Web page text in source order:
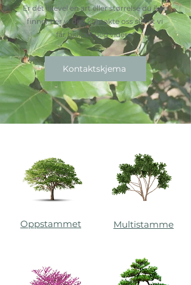
Er det likevel en art eller størrelse du ikke
finner ber vi deg kontakte oss slik at vi
får hjulpet deg videre.
Kontaktskjema
Oppstammet Multistamme